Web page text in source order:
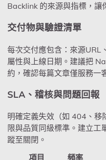
Backlink 的來源與指標，讓
交付物與驗證清單
每次交付應包含：來源URL
屬性與上線日期。建議把
約，確認每篇文章僅服務一
SLA、稽核與問題回報
明確定義失效（如 404、移
限與品質同級標準。建立工
蹤至關閉。
項目
頻率